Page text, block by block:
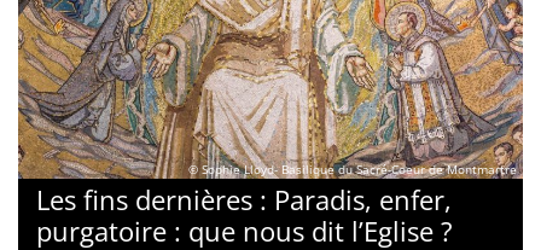
© Sophie Lloyd- Basilique du Sacré-Coeur de Montmartre
Les fins dernières : Paradis, enfer,
purgatoire : que nous dit l’Eglise ?